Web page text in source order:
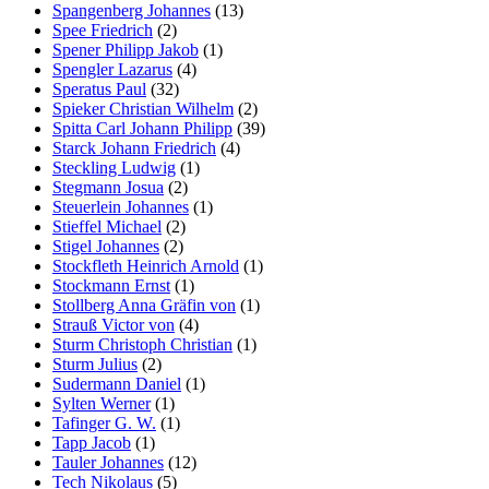
Spangenberg Johannes (13)
Spee Friedrich (2)
Spener Philipp Jakob (1)
Spengler Lazarus (4)
Speratus Paul (32)
Spieker Christian Wilhelm (2)
Spitta Carl Johann Philipp (39)
Starck Johann Friedrich (4)
Steckling Ludwig (1)
Stegmann Josua (2)
Steuerlein Johannes (1)
Stieffel Michael (2)
Stigel Johannes (2)
Stockfleth Heinrich Arnold (1)
Stockmann Ernst (1)
Stollberg Anna Gräfin von (1)
Strauß Victor von (4)
Sturm Christoph Christian (1)
Sturm Julius (2)
Sudermann Daniel (1)
Sylten Werner(1)
Tafinger G. W. (1)
Tapp Jacob (1)
Tauler Johannes (12)
Tech Nikolaus (5)